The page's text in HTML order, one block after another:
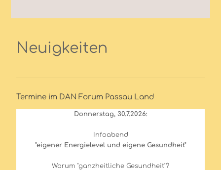
Neuigkeiten
Termine im DAN Forum Passau Land
Donnerstag, 30.7.2026:
Infoabend
"eigener Energielevel und eigene Gesundheit"
Warum "ganzheitliche Gesundheit"?